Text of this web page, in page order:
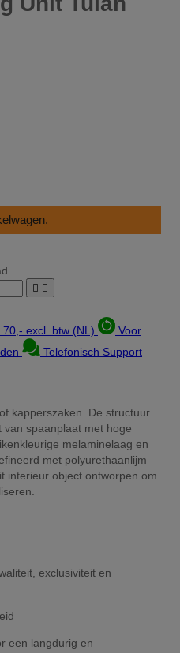
 
excl. btw (NL)
Voor
Telefonisch Support
kapperszaken. De structuur
spaanplaat met hoge
melaminelaag en
met polyurethaanlijm
interieur object ontworpen om
exclusiviteit en
een langdurig en